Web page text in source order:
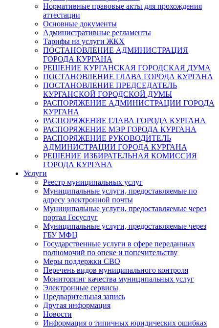
Нормативные правовые акты для прохождения
аттестации
Основные документы
Административные регламенты
Тарифы на услуги ЖКХ
ПОСТАНОВЛЕНИЕ АДМИНИСТРАЦИЯ
ГОРОДА КУРГАНА
РЕШЕНИЕ КУРГАНСКАЯ ГОРОДСКАЯ ДУМА
ПОСТАНОВЛЕНИЕ ГЛАВА ГОРОДА КУРГАНА
ПОСТАНОВЛЕНИЕ ПРЕДСЕДАТЕЛЬ
КУРГАНСКОЙ ГОРОДСКОЙ ДУМЫ
РАСПОРЯЖЕНИЕ АДМИНИСТРАЦИИ ГОРОДА
КУРГАНА
РАСПОРЯЖЕНИЕ ГЛАВА ГОРОДА КУРГАНА
РАСПОРЯЖЕНИЕ МЭР ГОРОДА КУРГАНА
РАСПОРЯЖЕНИЕ РУКОВОДИТЕЛЬ
АДМИНИСТРАЦИИ ГОРОДА КУРГАНА
РЕШЕНИЕ ИЗБИРАТЕЛЬНАЯ КОМИССИЯ
ГОРОДА КУРГАНА
Услуги
Реестр муниципальных услуг
Муниципальные услуги, предоставляемые по
адресу электронной почты
Муниципальные услуги, предоставляемые через
портал Госуслуг
Муниципальные услуги, предоставляемые через
ГБУ МФЦ
Государственные услуги в сфере переданных
полномочий по опеке и попечительству
Меры поддержки СВО
Перечень видов муниципального контроля
Мониторинг качества муниципальных услуг
Электронные сервисы
Предварительная запись
Другая информация
Новости
Информация о типичных юридических ошибках